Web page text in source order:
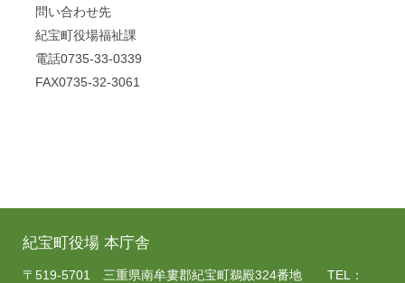
問い合わせ先
紀宝町役場福祉課
電話0735-33-0339
FAX0735-32-3061
紀宝町役場 本庁舎
〒519-5701 三重県南牟婁郡紀宝町鵜殿324番地 TEL：